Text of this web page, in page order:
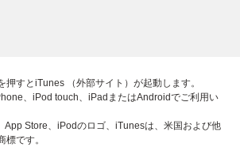
押すとiTunes （外部サイト）が起動します。
、iPod touch、iPadまたはAndroidでご利用い
App Store、iPodのロゴ、iTunesは、米国および他
標です。